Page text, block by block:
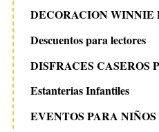
DECORACION WINNIE
Descuentos para lectores
DISFRACES CASEROS
Estanterias Infantiles
EVENTOS PARA NIÑOS